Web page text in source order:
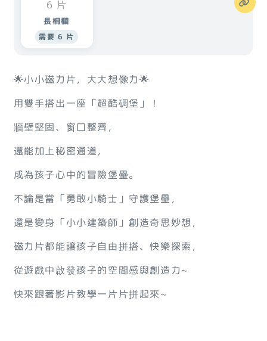
長柵欄
需要 6 片
🌟小小磁力片，大大想像力🌟
用雙手搭出一座「超酷碉堡」！
牆壁堅固、窗口整齊，
還能加上秘密通道，
成為孩子心中的冒險堡壘。
不論是當「勇敢小騎士」守護堡壘，
還是變身「小小建築師」創造奇思妙想，
磁力片都能讓孩子自由拼搭、快樂探索，
從遊戲中啟發孩子的空間感與創造力~
快來跟著影片教學一片片拼起來~